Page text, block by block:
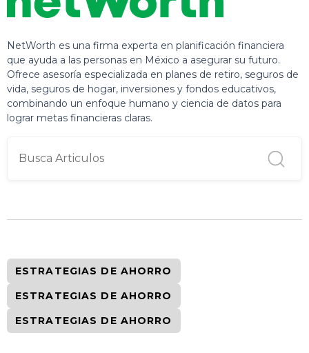
NetWorth es una firma experta en planificación financiera
que ayuda a las personas en México a asegurar su futuro.
Ofrece asesoría especializada en planes de retiro, seguros de
vida, seguros de hogar, inversiones y fondos educativos,
combinando un enfoque humano y ciencia de datos para
lograr metas financieras claras.
ESTRATEGIAS DE AHORRO
ESTRATEGIAS DE AHORRO
ESTRATEGIAS DE AHORRO